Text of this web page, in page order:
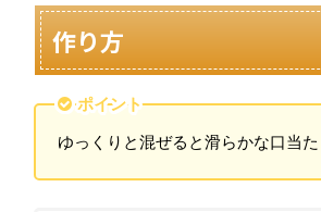
作り方
ポイント
ゆっくりと混ぜると滑らかな口当